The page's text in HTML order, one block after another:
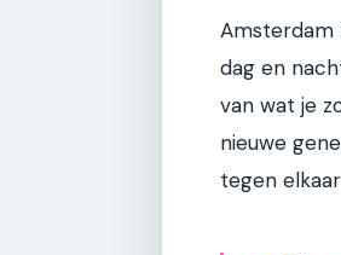
Amsterdam
dag en
van wat je
nieuwe
tegen